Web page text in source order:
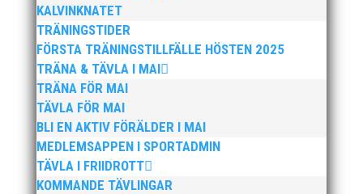
KALVINKNATET
TRÄNINGSTIDER
FÖRSTA TRÄNINGSTILLFÄLLE HÖSTEN 2025
TRÄNA & TÄVLA I MAI
TRÄNA FÖR MAI
TÄVLA FÖR MAI
BLI EN AKTIV FÖRÄLDER I MAI
MEDLEMSAPPEN I SPORTADMIN
TÄVLA I FRIIDROTT
KOMMANDE TÄVLINGAR
Publicerat tidigare